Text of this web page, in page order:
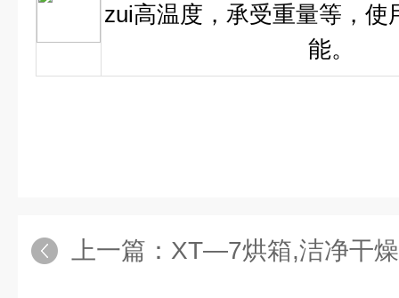
zui高温度，承受重量等，使
能。
上一篇： XT—7烘箱,洁净干